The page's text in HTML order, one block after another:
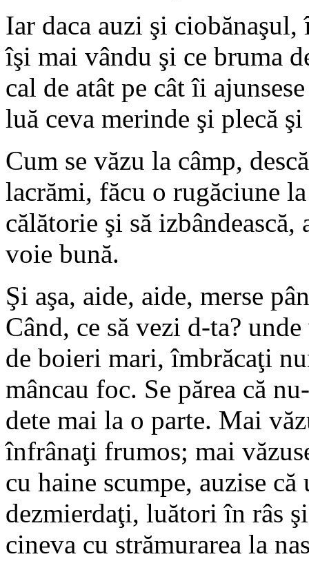
Iar daca auzi şi
îşi mai vându şi ce bruma
cal de atât pe cât îi
luă ceva merinde şi plecă
Cum se văzu la câmp,
lacrămi, făcu o rugăciune
călătorie şi să
voie bună.
Şi aşa, aide, aide, merse
Când, ce să vezi d-ta?
de boieri mari, îmbrăcaţi
mâncau foc. Se părea că
dete mai la o parte. Mai
înfrânaţi frumos; mai
cu haine scumpe, auzise
dezmierdaţi, luători în râs
cineva cu strămurarea la